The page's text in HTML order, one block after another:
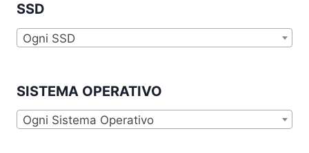
SSD
Ogni SSD
SISTEMA OPERATIVO
Ogni Sistema Operativo